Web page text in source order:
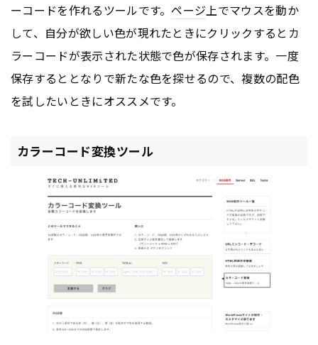
ーコードを作れるツールです。ページ 上でマウスを動か
して、自分が欲しい色が現れたときにクリックするとカ
ラーコードが表示された状態で色が保存されます。一度
保存するととなりで新たな色を探せるので、複数の配色
を試したいときにオススメです。
カラーコード変換ツール